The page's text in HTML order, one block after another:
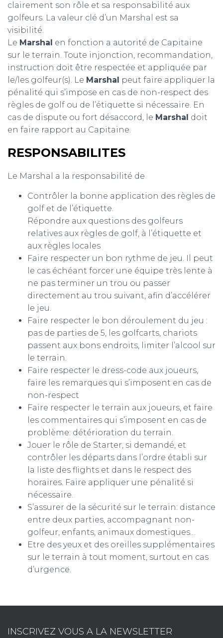
clairement son rôle et sa responsabilité aux
golfeurs. La valeur clé d’un Marshal est sa
visibilité.
Le Marshal en fonction a autorité de Capitaine
sur le terrain. Toute injonction, recommandation,
instruction doit être respectée et appliquée par
le/les golfeur(s). Le Marshal peut faire appliquer la
pénalité qui s’impose en cas de non-respect des
règles de golf ou de l’étiquette si nécessaire. En
cas de dispute ou fort désaccord, le Marshal doit
en faire rapport au Capitaine.
RESPONSABILITES
Le Marshal a la responsabilité de
Contrôler la bonne application des règles de
golf et de l’étiquette.
Répondre aux questions des golfeurs
relatives aux règles de golf, à l’étiquette et
aux règles locales
Faire respecter un bon rythme de jeu. Il peut
le cas échéant forcer une équipe très lente à
ne pas terminer un trou ou passer
directement au trou suivant, afin d’accélérer
le jeu.
Faire respecter le bon déroulement du jeu :
pas de parties de 5, les golfcarts, chariots
passent aux bons endroits, limiter l’alcool sur
le terrain.
Faire respecter le dress-code aux joueurs,
faire les remarques qui s’imposent en cas de
non-respect
Faire respecter le terrain aux joueurs, et faire
les commentaires qui s’imposent en cas de
problème: détérioration du terrain.
Jouer le rôle de Starter, si demandé, et
contrôler les départs dans l’ordre établi sur
la liste des flights et dans le respect des
horaires. Faire appliquer une pénalité si
nécessaire.
S’assurer de la sécurité sur le terrain: distance
entre deux parties, accompagnant non-
golfeur, enfants, animaux domestiques…
Etre des yeux et des oreilles supplémentaires
sur le terrain à tout moment, surtout en cas
d’urgence.
INSCRIVEZ VOUS A LA NEWSLETTER